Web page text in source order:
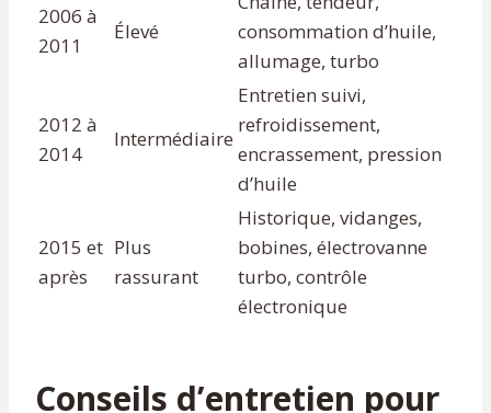
2006 à
2011
Élevé
consommation d’huile,
allumage, turbo
2012 à
2014
Intermédiaire
Entretien suivi,
refroidissement,
encrassement, pression
d’huile
2015 et
après
Plus
rassurant
Historique, vidanges,
bobines, électrovanne
turbo, contrôle
électronique
Conseils d’entretien pour